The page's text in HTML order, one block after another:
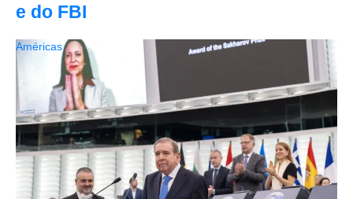
e do FBI
Américas